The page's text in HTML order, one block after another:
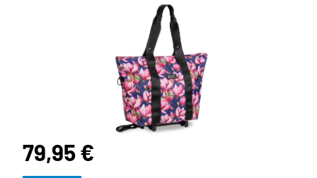
79,95 €